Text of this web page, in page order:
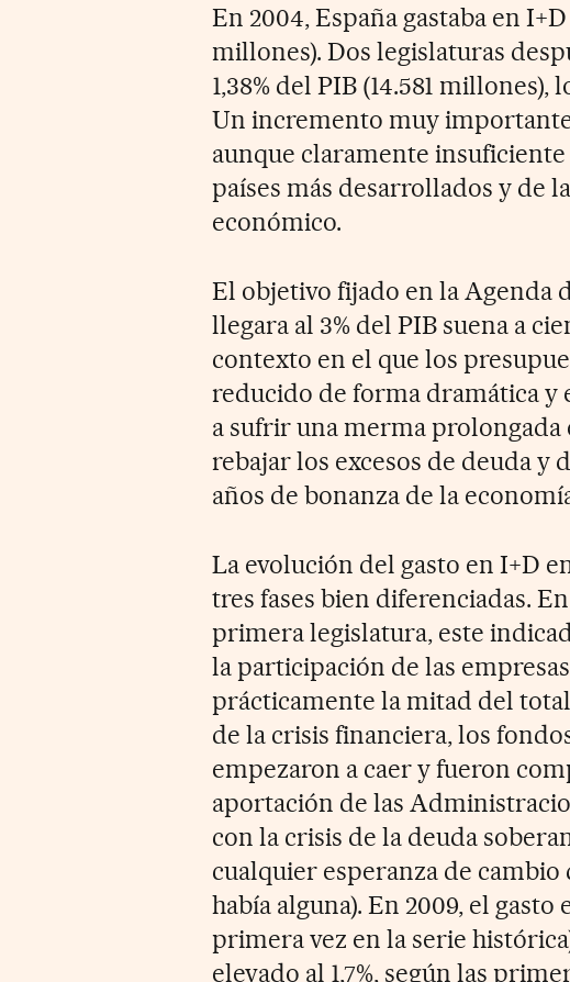
En 2004, España gastaba en
millones). Dos legislaturas
1,38% del PIB (14.581
Un incremento muy
aunque claramente
países más desarrollados y de
económico.
El objetivo fijado en la Agenda
llegara al 3% del PIB suena a
contexto en el que los
reducido de forma dramática y
a sufrir una merma
rebajar los excesos de deuda y
años de bonanza de la
La evolución del gasto en I+D
tres fases bien diferenciadas.
primera legislatura, este
la participación de las
prácticamente la mitad del
de la crisis financiera, los
empezaron a caer y fueron
aportación de las
con la crisis de la deuda
cualquier esperanza de
había alguna). En 2009, el
primera vez en la serie
elevado al 1,7%, según las